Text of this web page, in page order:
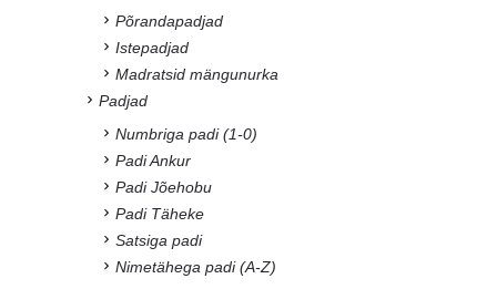
Põrandapadjad
Istepadjad
Madratsid mängunurka
Padjad
Numbriga padi (1-0)
Padi Ankur
Padi Jõehobu
Padi Täheke
Satsiga padi
Nimetähega padi (A-Z)